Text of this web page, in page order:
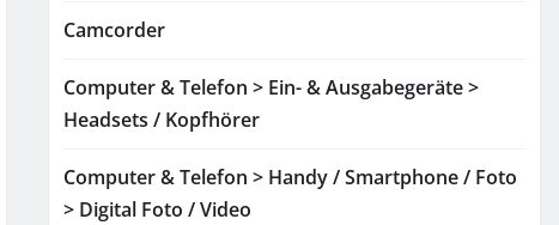
Camcorder
Computer & Telefon > Ein- & Ausgabegeräte >
Headsets / Kopfhörer
Computer & Telefon > Handy / Smartphone / Foto
> Digital Foto / Video